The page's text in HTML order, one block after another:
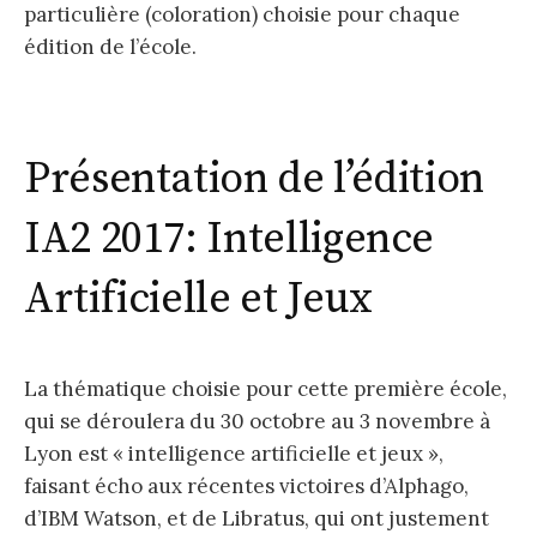
particulière (coloration) choisie pour chaque
édition de l’école.
Présentation de l’édition
IA2 2017: Intelligence
Artificielle et Jeux
La thématique choisie pour cette première école,
qui se déroulera du 30 octobre au 3 novembre à
Lyon est « intelligence artificielle et jeux »,
faisant écho aux récentes victoires d’Alphago,
d’IBM Watson, et de Libratus, qui ont justement